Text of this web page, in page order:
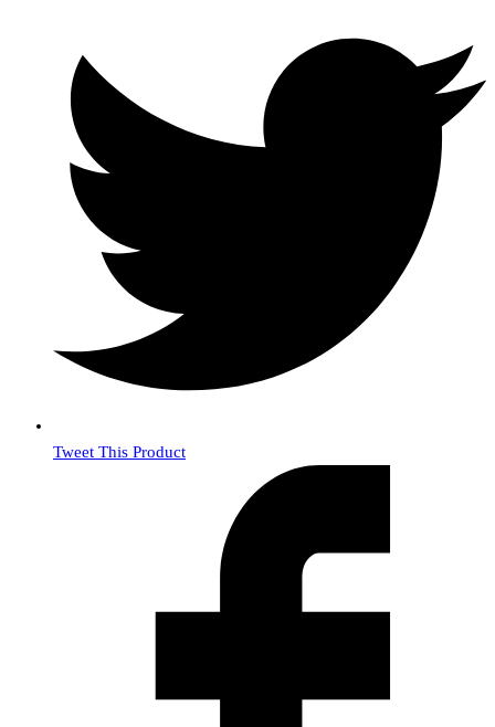
Tweet This Product